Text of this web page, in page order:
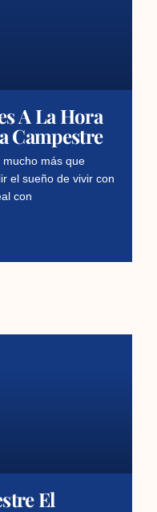
A La Hora
Campestre
más que
el sueño de vivir con
con
El